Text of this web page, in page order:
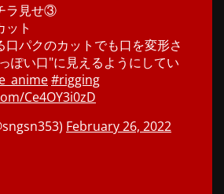
ラ見せ③
ット
口パクのカットでも口を変形さ
ぽい口"に見えるようにしてい
#rigging
Ce4OY3i0zD
February 26, 2022